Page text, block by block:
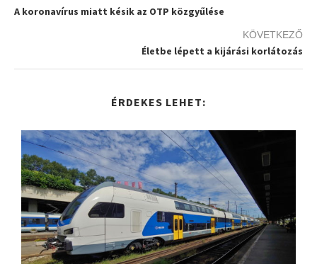
A koronavírus miatt késik az OTP közgyűlése
KÖVETKEZŐ
Életbe lépett a kijárási korlátozás
ÉRDEKES LEHET: